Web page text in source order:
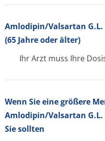
Amlodipin/Val­sartan
(65 Jahre oder älter)
Ihr Arzt muss Ihre
Wenn Sie eine größere
Amlodipin/Valsartan
Sie sollten